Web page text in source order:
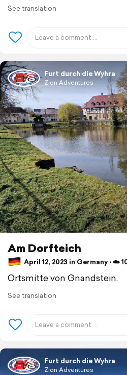
See translation
Furt durch die Wyhra
Zion Adventures
Am Dorfteich
April 12, 2023 in Germany ⋅ ☁️
Ortsmitte von Gnandstein.
See translation
Furt durch die Wyhra
Zion Adventures